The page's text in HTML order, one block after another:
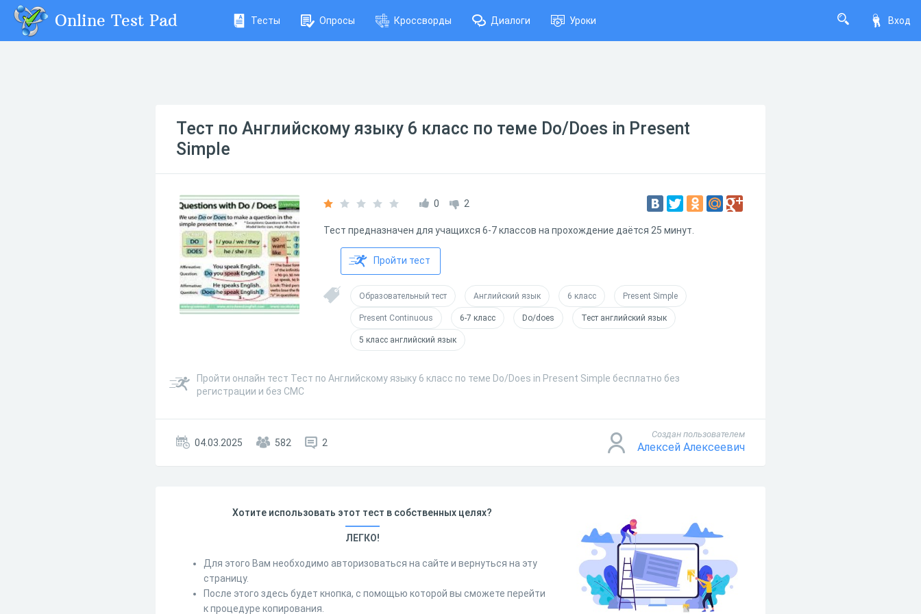
Вход
Online Test Pad Тесты Опросы Кроссворды Диалоги Уроки
Тест по Английскому языку 6 класс по теме Do/Does in Present
Simple
0 2
Тест предназначен для учащихся 6-7 классов на прохождение даëтся 25 минут.
Пройти тест
Образовательный тест Английский язык 6 класс Present Simple
Present Continuous 6-7 класс Do/does Тест английский язык
5 класс английский язык
Пройти онлайн тест Тест по Английскому языку 6 класс по теме Do/Does in Present Simple бесплатно без
регистрации и без СМС
04.03.2025 582 2
Создан пользователем
Алексей Алексеевич
Хотите использовать этот тест в собственных целях?
ЛЕГКО!
Для этого Вам необходимо авторизоваться на сайте и вернуться на эту
страницу.
После этого здесь будет кнопка, с помощью которой вы сможете перейти
к процедуре копирования.